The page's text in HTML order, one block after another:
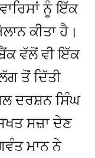
ਨੂੰ ਇੱਕ
ਕੀਤਾ ਹੈ।
ਵੱਲੋਂ ਵੀ ਇੱਕ
ਤੋਂ ਦਿੱਤੀ
ਦਰਸ਼ਨ ਸਿੰਘ
ਸਜ਼ਾ ਦੇਣ
ਮਾਨ ਨੇ